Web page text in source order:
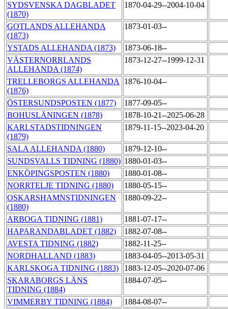
SYDSVENSKA DAGBLADET
(1870)
1870-04-29--2004-10-04
GOTLANDS ALLEHANDA
(1873)
1873-01-03--
YSTADS ALLEHANDA (1873)
1873-06-18--
VÄSTERNORRLANDS
ALLEHANDA (1874)
1873-12-27--1999-12-31
TRELLEBORGS ALLEHANDA
(1876)
1876-10-04--
ÖSTERSUNDSPOSTEN (1877)
1877-09-05--
BOHUSLÄNINGEN (1878)
1878-10-21--2025-06-28
KARLSTADSTIDNINGEN
(1879)
1879-11-15--2023-04-20
SALA ALLEHANDA (1880)
1879-12-10--
SUNDSVALLS TIDNING (1880) 1880-01-03--
ENKÖPINGSPOSTEN (1880)
1880-01-08--
NORRTELJE TIDNING (1880)
1880-05-15--
OSKARSHAMNSTIDNINGEN
(1880)
1880-09-22--
ARBOGA TIDNING (1881)
1881-07-17--
HAPARANDABLADET (1882)
1882-07-08--
AVESTA TIDNING (1882)
1882-11-25--
NORDHALLAND (1883)
1883-04-05--2013-05-31
KARLSKOGA TIDNING (1883)
1883-12-05--2020-07-06
SKARABORGS LÄNS
TIDNING (1884)
1884-07-05--
VIMMERBY TIDNING (1884)
1884-08-07--